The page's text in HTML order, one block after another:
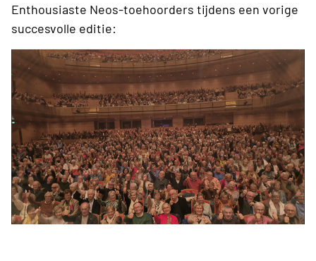
Enthousiaste Neos-toehoorders tijdens een vorige
succesvolle editie: